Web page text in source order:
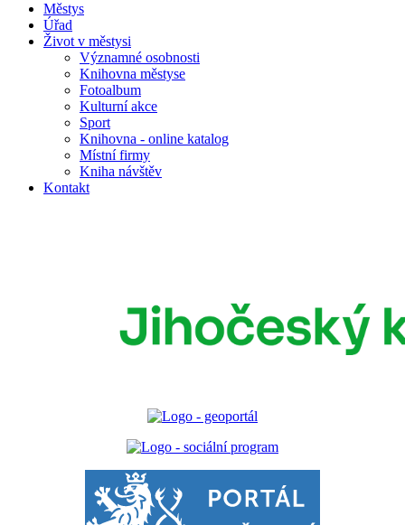
Městys
Úřad
Život v městysi
Významné osobnosti
Knihovna městyse
Fotoalbum
Kulturní akce
Sport
Knihovna - online katalog
Místní firmy
Kniha návštěv
Kontakt